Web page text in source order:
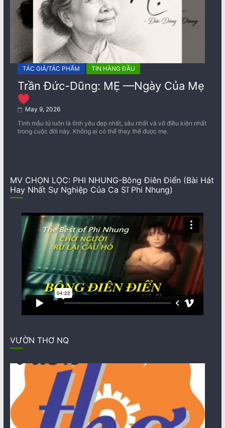
TÁC GIẢ/TÁC PHẨM TIN HÀNG ĐẦU
Trần Đức-Dũng: MẸ —Ngày Của Mẹ
May 9, 2026
Tình mẫu tử luôn là tình yêu đẹp nhất, sâu nhất và vô điều kiện nhất
trong cuộc đời này. Không ai có thể thay thế được mẹ.
MV CHỌN LỌC: PHI NHUNG-Bông Điên Điển (Bài Hát
Hay Nhất Sự Nghiệp Của Ca Sĩ Phi Nhung)
VƯỜN THƠ NQ